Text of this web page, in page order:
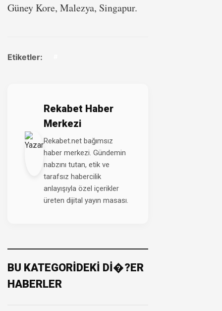
Güney Kore, Malezya, Singapur.
Etiketler:
Rekabet Haber
Merkezi
Rekabet.net bağımsız
haber merkezi. Gündemin
nabzını tutan, etik ve
tarafsız habercilik
anlayışıyla özel içerikler
üreten dijital yayın masası.
BU KATEGORİDEKİ Dİ�?ER
HABERLER